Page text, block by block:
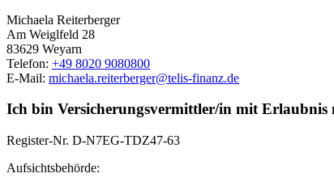
Michaela Reiterberger
Am Weiglfeld 28
83629 Weyarn
Telefon: +49 8020 9080800
E-Mail: michaela.reiterberger@telis-finanz.de
Ich bin Versicherungsvermittler/in mit Erlaubnis
Register-Nr. D-N7EG-TDZ47-63
Aufsichtsbehörde: